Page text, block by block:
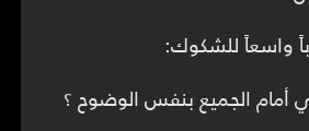
واسعاً للشكوك:
أمام الجميع بنفس الوضوح ؟